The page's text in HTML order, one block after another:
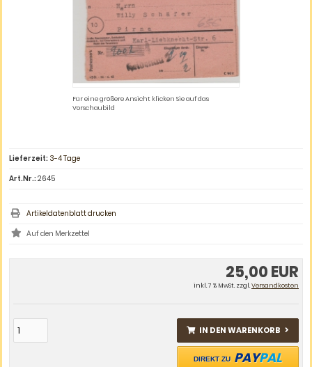
Für eine größere Ansicht klicken Sie auf das
Vorschaubild
25,00 EUR
inkl. 7 % MwSt. zzgl.Versandkosten
IN DEN WARENKORB
DIREKT ZU PAYPAL
Lieferzeit: 3-4 Tage
Art.Nr.:2645
Artikeldatenblatt drucken